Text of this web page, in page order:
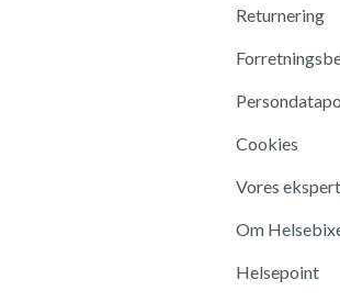
Returnering
Cookies
Vores
Om
Helsepoint